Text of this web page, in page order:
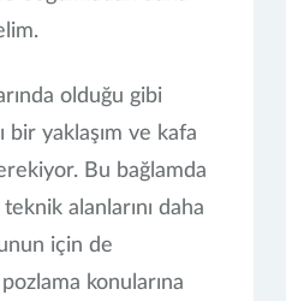
olduğu gibi
bir yaklaşım ve kafa
Bu bağlamda
alanlarını daha
için de
pozlama konularına